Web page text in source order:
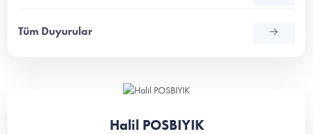
Tüm Duyurular
Halil POSBIYIK